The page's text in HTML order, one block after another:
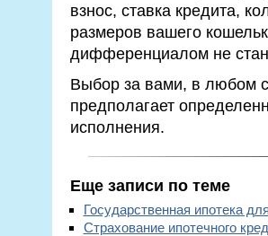
взнос, ставка кредита,
размеров вашего
дифференциалом не
Выбор за вами, в любом
предполагает
исполнения.
Еще записи по теме
Государственная ипотека
Страхование ипотечного